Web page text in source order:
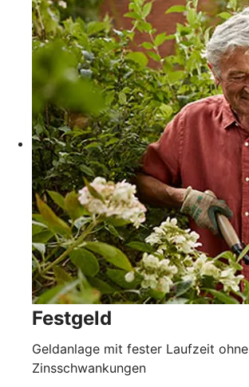
Festgeld
Geldanlage mit fester Laufzeit ohne
Zinsschwankungen